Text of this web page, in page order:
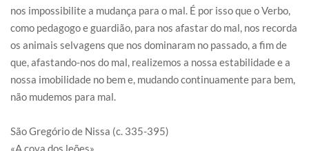
nos impossibilite a mudança para o mal. É por isso que o Verbo,
como pedagogo e guardião, para nos afastar do mal, nos recorda
os animais selvagens que nos dominaram no passado, a fim de
que, afastando-nos do mal, realizemos a nossa estabilidade e a
nossa imobilidade no bem e, mudando continuamente para bem,
não mudemos para mal.
São Gregório de Nissa (c. 335-395)
«A cova dos leões»